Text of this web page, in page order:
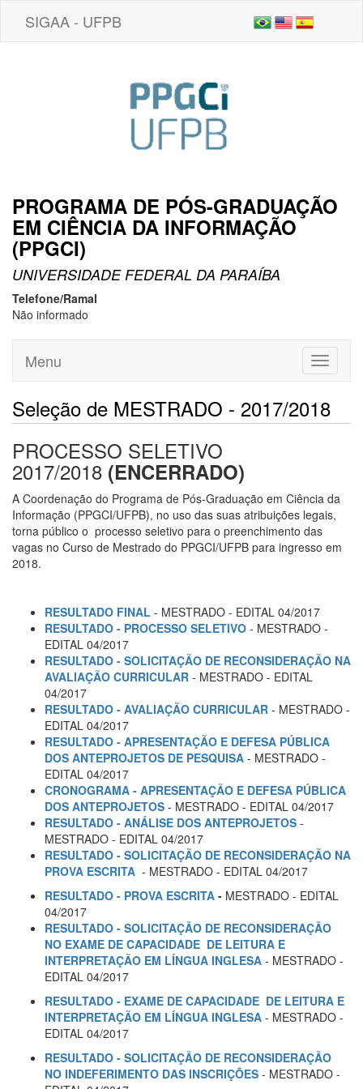
SIGAA - UFPB
PROGRAMA DE PÓS-GRADUAÇÃO
EM CIÊNCIA DA INFORMAÇÃO
(PPGCI)
UNIVERSIDADE FEDERAL DA PARAÍBA
Telefone/Ramal
Não informado
Toggle
Menu
Seleção de MESTRADO - 2017/2018
PROCESSO SELETIVO
2017/2018 (ENCERRADO)
A Coordenação do Programa de Pós-Graduação em Ciência da
Informação (PPGCI/UFPB), no uso das suas atribuições legais,
torna público o processo seletivo para o preenchimento das
vagas no Curso de Mestrado do PPGCI/UFPB para ingresso em
2018.
RESULTADO FINAL - MESTRADO - EDITAL 04/2017
RESULTADO - PROCESSO SELETIVO - MESTRADO -
EDITAL 04/2017
RESULTADO - SOLICITAÇÃO DE RECONSIDERAÇÃO NA
AVALIAÇÃO CURRICULAR - MESTRADO - EDITAL
04/2017
RESULTADO - AVALIAÇÃO CURRICULAR - MESTRADO -
EDITAL 04/2017
RESULTADO - APRESENTAÇÃO E DEFESA PÚBLICA
DOS ANTEPROJETOS DE PESQUISA - MESTRADO -
EDITAL 04/2017
CRONOGRAMA - APRESENTAÇÃO E DEFESA PÚBLICA
DOS ANTEPROJETOS - MESTRADO - EDITAL 04/2017
RESULTADO - ANÁLISE DOS ANTEPROJETOS -
MESTRADO - EDITAL 04/2017
RESULTADO - SOLICITAÇÃO DE RECONSIDERAÇÃO NA
PROVA ESCRITA - MESTRADO - EDITAL 04/2017
RESULTADO - PROVA ESCRITA - MESTRADO - EDITAL
04/2017
RESULTADO - SOLICITAÇÃO DE RECONSIDERAÇÃO
NO EXAME DE CAPACIDADE DE LEITURA E
INTERPRETAÇÃO EM LÍNGUA INGLESA - MESTRADO -
EDITAL 04/2017
RESULTADO - EXAME DE CAPACIDADE DE LEITURA E
INTERPRETAÇÃO EM LÍNGUA INGLESA - MESTRADO -
EDITAL 04/2017
RESULTADO - SOLICITAÇÃO DE RECONSIDERAÇÃO
NO INDEFERIMENTO DAS INSCRIÇÕES - MESTRADO -